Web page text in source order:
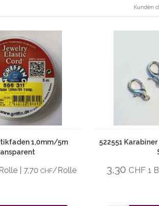
Kunden
1,0mm/5m
| 7,70CHF/Rolle
522551
3,30 CHF 1